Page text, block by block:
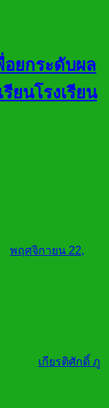
อยกระดับผล
ยนโรงเรียน
พฤศจิกายน 22,
เกียรติศักดิ์ ภู